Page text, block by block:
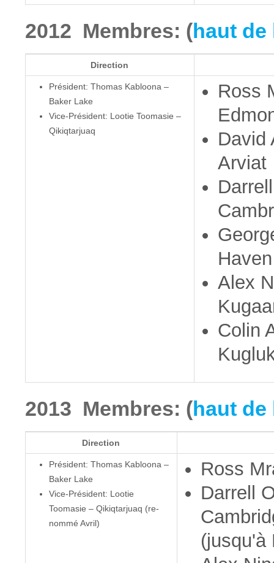
2012 Membres: (haut de
Direction
Président: Thomas Kabloona –
Baker Lake
Vice-Président: Lootie Toomasie –
Qikiqtarjuaq
Ross
David
Arviat
Haven
Alex
Colin
2013 Membres: (haut de
Direction
Président: Thomas Kabloona –
Baker Lake
Vice-Président: Lootie
Toomasie – Qikiqtarjuaq (re-
nommé Avril)
Ross
Darrell
(jusqu'à